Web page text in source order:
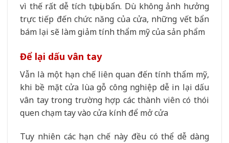
vì thế rất dễ tích tụ bụi bẩn. Dù không ảnh hưởng
trực tiếp đến chức năng của cửa, những vết bẩn
bám lại sẽ làm giảm tính thẩm mỹ của sản phẩm
Để lại dấu vân tay
Vẫn là một hạn chế liên quan đến tính thẩm mỹ,
khi bề mặt cửa lùa gỗ công nghiệp dễ in lại dấu
vân tay trong trường hợp các thành viên có thói
quen chạm tay vào cửa kính để mở cửa
Tuy nhiên các hạn chế này đều có thể dễ dàng